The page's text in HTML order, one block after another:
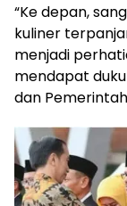
“Ke depan,
kuliner
menjadi
mendapat
dan